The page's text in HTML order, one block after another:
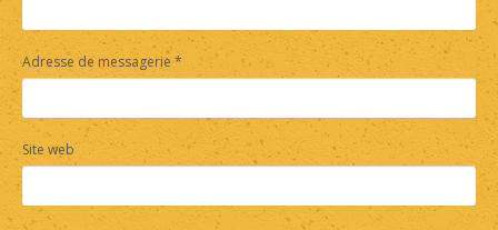
Adresse de messagerie *
Site web